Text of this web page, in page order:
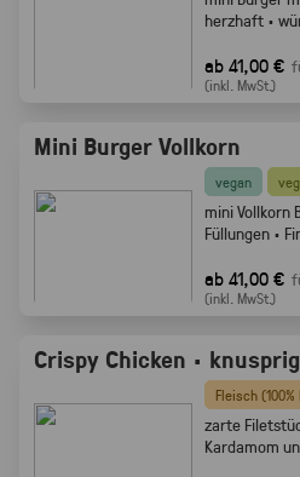
herzhaft ·
ab 41,00 €
(inkl. MwSt.)
Mini Burger Vollkorn
vegan
mini Vollkorn
Füllungen ·
ab 41,00 €
(inkl. MwSt.)
Crispy Chicken ·
Fleisch
zarte
Kardamom